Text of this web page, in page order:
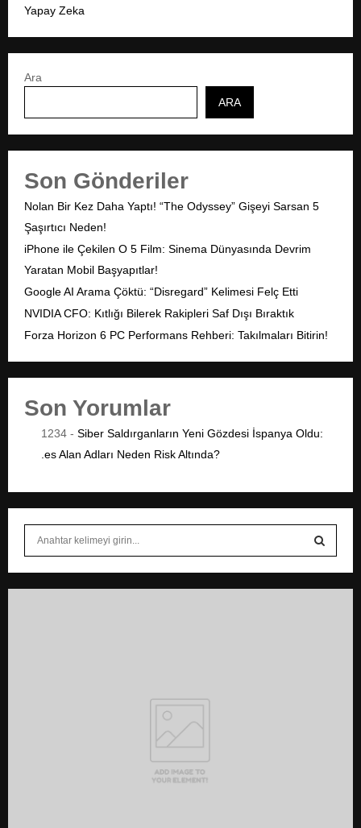
Yapay Zeka
Ara
ARA
Son Gönderiler
Nolan Bir Kez Daha Yaptı! “The Odyssey” Gişeyi Sarsan 5
Şaşırtıcı Neden!
iPhone ile Çekilen O 5 Film: Sinema Dünyasında Devrim
Yaratan Mobil Başyapıtlar!
Google AI Arama Çöktü: “Disregard” Kelimesi Felç Etti
NVIDIA CFO: Kıtlığı Bilerek Rakipleri Saf Dışı Bıraktık
Forza Horizon 6 PC Performans Rehberi: Takılmaları Bitirin!
Son Yorumlar
1234 - Siber Saldırganların Yeni Gözdesi İspanya Oldu:
.es Alan Adları Neden Risk Altında?
S